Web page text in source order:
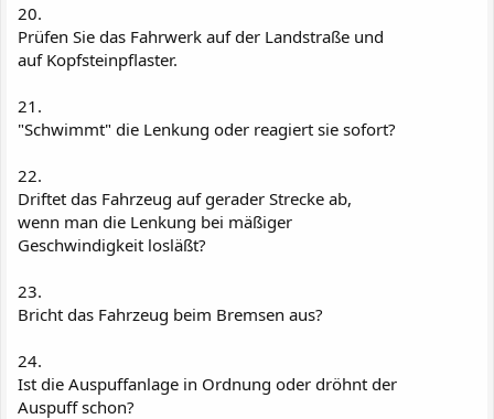
20.
Prüfen Sie das Fahrwerk auf der Landstraße und
auf Kopfsteinpflaster.
21.
"Schwimmt" die Lenkung oder reagiert sie sofort?
22.
Driftet das Fahrzeug auf gerader Strecke ab,
wenn man die Lenkung bei mäßiger
Geschwindigkeit losläßt?
23.
Bricht das Fahrzeug beim Bremsen aus?
24.
Ist die Auspuffanlage in Ordnung oder dröhnt der
Auspuff schon?